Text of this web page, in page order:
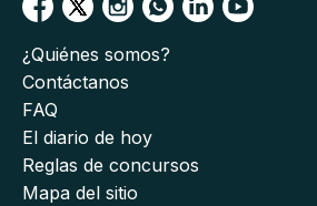
¿Quiénes somos?
Contáctanos
FAQ
El diario de hoy
Reglas de concursos
Mapa del sitio